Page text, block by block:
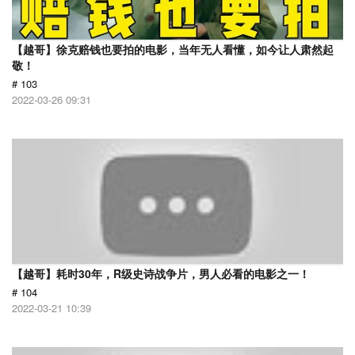
【越哥】徐克赔钱也要拍的电影，当年无人看懂，如今让人肃然起
敬！
# 103
2022-03-26 09:31
【越哥】耗时30年，R级史诗战争片，男人必看的电影之一！
# 104
2022-03-21 10:39